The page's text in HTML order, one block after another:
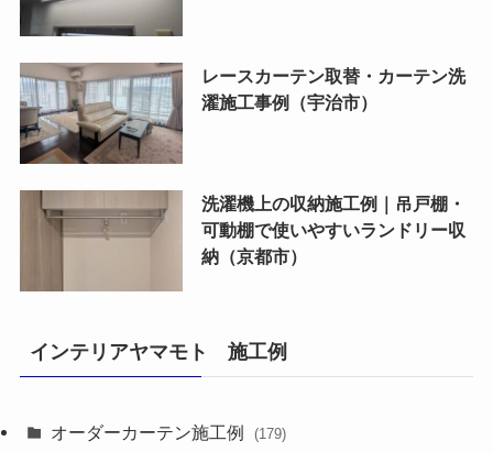
レースカーテン取替・カーテン洗
濯施工事例（宇治市）
洗濯機上の収納施工例｜吊戸棚・
可動棚で使いやすいランドリー収
納（京都市）
インテリアヤマモト 施工例
オーダーカーテン施工例 (179)